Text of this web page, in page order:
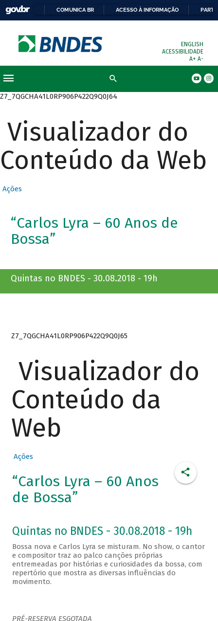
COMUNICA BR ACESSO À INFORMAÇÃO
ENGLISH
ACESSIBILIDADE
A+ A-
Z7_7QGCHA41L0RP906P422Q9Q0J64
Visualizador do
Conteúdo da Web
Ações
“Carlos Lyra – 60 Anos de
Bossa”
Quintas no BNDES - 30.08.2018 - 19h
Z7_7QGCHA41L0RP906P422Q9Q0J65
Visualizador do
Conteúdo da
Web
Ações
“Carlos Lyra – 60 Anos
de Bossa”
Quintas no BNDES - 30.08.2018 - 19h
Bossa nova e Carlos Lyra se misturam. No show, o cantor
e compositor traz ao palco canções próprias
entremeadas por histórias e curiosidades da bossa, com
repertório que mostra as diversas influências do
movimento.
PRÉ-RESERVA ESGOTADA